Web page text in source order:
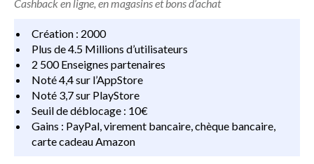
Cashback en ligne, en magasins et bons d’achat
Création : 2000
Plus de 4.5 Millions d’utilisateurs
2 500 Enseignes partenaires
Noté 4,4 sur l’AppStore
Noté 3,7 sur PlayStore
Seuil de déblocage : 10€
Gains : PayPal, virement bancaire, chèque bancaire,
carte cadeau Amazon